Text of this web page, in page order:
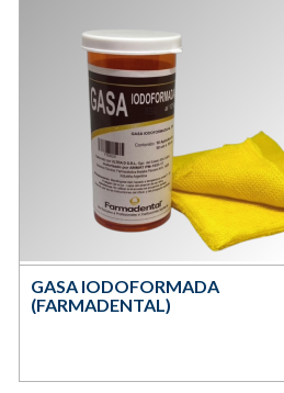
GASA IODOFORMADA
(FARMADENTAL)